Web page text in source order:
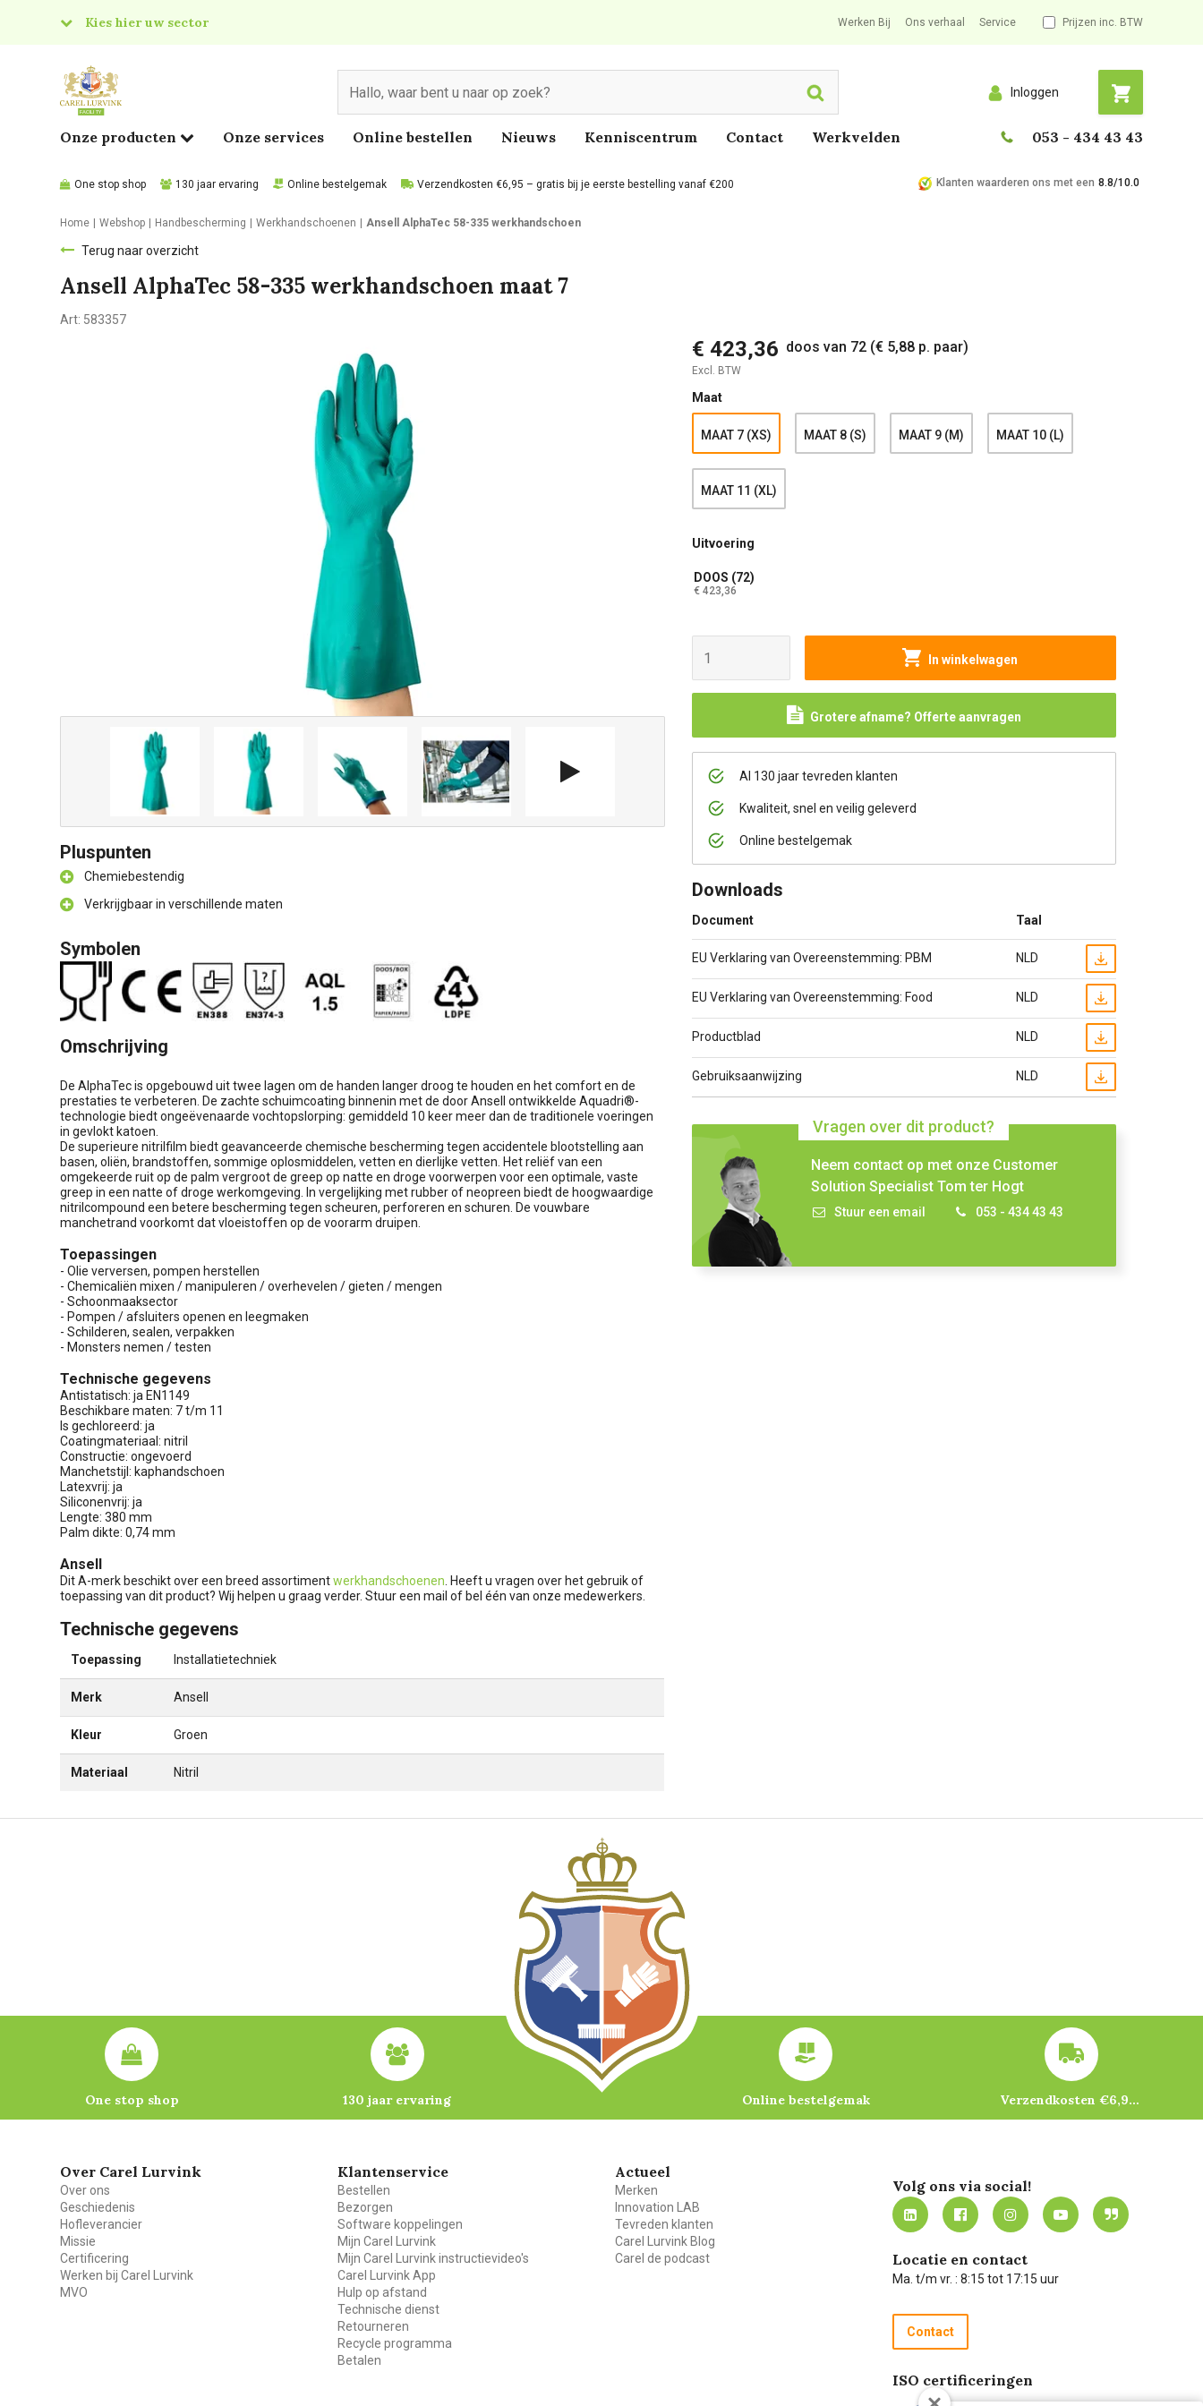
Kies hier uw sector
Food
Werken Bij Ons verhaal Service Prijzen inc. BTW
Search Inloggen
Onze producten Onze services Online bestellen Nieuws Kenniscentrum Contact Werkvelden 053 - 434 43 43
One stop shop 130 jaar ervaring Online bestelgemak Verzendkosten €6,95 – gratis bij je eerste bestelling vanaf €200 Klanten waarderen ons met een 8.8/10.0
Home Webshop Handbescherming Werkhandschoenen Ansell AlphaTec 58-335 werkhandschoen
Terug naar overzicht
Ansell AlphaTec 58-335 werkhandschoen maat 7
Art: 583357
€ 423,36 doos van 72 (€ 5,88 p. paar)
Excl. BTW
Maat
MAAT 7 (XS) MAAT 8 (S) MAAT 9 (M) MAAT 10 (L)
MAAT 11 (XL)
Uitvoering
DOOS (72)
€ 423,36
In winkelwagen
Grotere afname? Offerte aanvragen
Al 130 jaar tevreden klanten
Kwaliteit, snel en veilig geleverd
Online bestelgemak
Downloads
Document Taal
EU Verklaring van Overeenstemming: PBM NLD
EU Verklaring van Overeenstemming: Food NLD
Productblad NLD
Gebruiksaanwijzing NLD
Vragen over dit product?
Neem contact op met onze Customer
Solution Specialist Tom ter Hogt
Stuur een email 053 - 434 43 43
Pluspunten
Chemiebestendig
Verkrijgbaar in verschillende maten
Symbolen
Omschrijving
De AlphaTec is opgebouwd uit twee lagen om de handen langer droog te houden en het comfort en de
prestaties te verbeteren. De zachte schuimcoating binnenin met de door Ansell ontwikkelde Aquadri®-
technologie biedt ongeëvenaarde vochtopslorping: gemiddeld 10 keer meer dan de traditionele voeringen
in gevlokt katoen.
De superieure nitrilfilm biedt geavanceerde chemische bescherming tegen accidentele blootstelling aan
basen, oliën, brandstoffen, sommige oplosmiddelen, vetten en dierlijke vetten. Het reliëf van een
omgekeerde ruit op de palm vergroot de greep op natte en droge voorwerpen voor een optimale, vaste
greep in een natte of droge werkomgeving. In vergelijking met rubber of neopreen biedt de hoogwaardige
nitrilcompound een betere bescherming tegen scheuren, perforeren en schuren. De vouwbare
manchetrand voorkomt dat vloeistoffen op de voorarm druipen.
Toepassingen
- Olie verversen, pompen herstellen
- Chemicaliën mixen / manipuleren / overhevelen / gieten / mengen
- Schoonmaaksector
- Pompen / afsluiters openen en leegmaken
- Schilderen, sealen, verpakken
- Monsters nemen / testen
Technische gegevens
Antistatisch: ja EN1149
Beschikbare maten: 7 t/m 11
Is gechloreerd: ja
Coatingmateriaal: nitril
Constructie: ongevoerd
Manchetstijl: kaphandschoen
Latexvrij: ja
Siliconenvrij: ja
Lengte: 380 mm
Palm dikte: 0,74 mm
Ansell
Dit A-merk beschikt over een breed assortimentwerkhandschoenen . Heeft u vragen over het gebruik of
toepassing van dit product? Wij helpen u graag verder. Stuur een mail of bel één van onze medewerkers.
Technische gegevens
Toepassing Installatietechniek
Merk Ansell
Kleur Groen
Materiaal Nitril
One stop shop 130 jaar ervaring Online bestelgemak Verzendkosten €6,95 – gratis bij je eerste bestelling vanaf €200
Over Carel Lurvink
Over ons
Geschiedenis
Hofleverancier
Missie
Certificering
Werken bij Carel Lurvink
MVO
Klantenservice
Bestellen
Bezorgen
Software koppelingen
Mijn Carel Lurvink
Mijn Carel Lurvink instructievideo's
Carel Lurvink App
Hulp op afstand
Technische dienst
Retourneren
Recycle programma
Betalen
Actueel
Merken
Innovation LAB
Tevreden klanten
Carel Lurvink Blog
Carel de podcast
Volg ons via social!
Locatie en contact
Ma. t/m vr. : 8:15 tot 17:15 uur
Contact
ISO certificeringen